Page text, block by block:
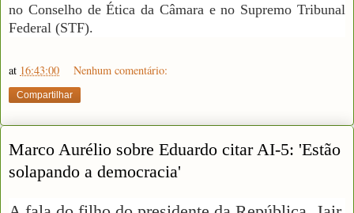
no Conselho de Ética da Câmara e no Supremo Tribunal
Federal (STF).
at 16:43:00 Nenhum comentário:
Compartilhar
Marco Aurélio sobre Eduardo citar AI-5: 'Estão
solapando a democracia'